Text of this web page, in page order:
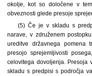
okolje, kot so določene v
obveznosti glede presoje
(5) Če je v skladu s
narave, v združenem
ureditve državnega pomena
presojo sprejemljivosti
celovitega dovoljenja.
skladu s predpisi s področja